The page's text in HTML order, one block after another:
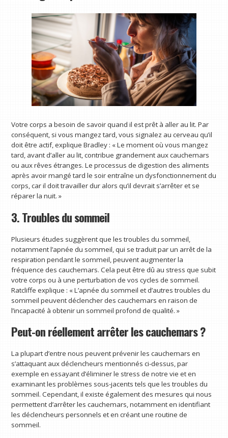
Votre corps a besoin de savoir quand il est prêt à aller au lit. Par
conséquent, si vous mangez tard, vous signalez au cerveau qu’il
doit être actif, explique Bradley : « Le moment où vous mangez
tard, avant d’aller au lit, contribue grandement aux cauchemars
ou aux rêves étranges. Le processus de digestion des aliments
après avoir mangé tard le soir entraîne un dysfonctionnement du
corps, car il doit travailler dur alors qu’il devrait s’arrêter et se
réparer la nuit. »
3. Troubles du sommeil
Plusieurs études suggèrent que les troubles du sommeil,
notamment l’apnée du sommeil, qui se traduit par un arrêt de la
respiration pendant le sommeil, peuvent augmenter la
fréquence des cauchemars. Cela peut être dû au stress que subit
votre corps ou à une perturbation de vos cycles de sommeil.
Ratcliffe explique : « L’apnée du sommeil et d’autres troubles du
sommeil peuvent déclencher des cauchemars en raison de
l’incapacité à obtenir un sommeil profond de qualité. »
Peut-on réellement arrêter les cauchemars ?
La plupart d’entre nous peuvent prévenir les cauchemars en
s’attaquant aux déclencheurs mentionnés ci-dessus, par
exemple en essayant d’éliminer le stress de notre vie et en
examinant les problèmes sous-jacents tels que les troubles du
sommeil. Cependant, il existe également des mesures qui nous
permettent d’arrêter les cauchemars, notamment en identifiant
les déclencheurs personnels et en créant une routine de
sommeil.